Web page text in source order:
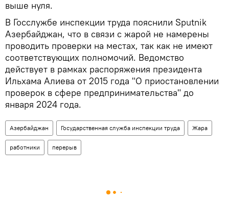
выше нуля.
В Госслужбе инспекции труда пояснили Sputnik
Азербайджан, что в связи с жарой не намерены
проводить проверки на местах, так как не имеют
соответствующих полномочий. Ведомство
действует в рамках распоряжения президента
Ильхама Алиева от 2015 года "О приостановлении
проверок в сфере предпринимательства" до
января 2024 года.
Азербайджан Государственная служба инспекции труда Жара
работники перерыв